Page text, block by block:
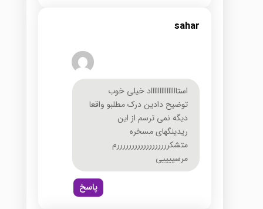
sahar
استاااااااااااااااد خیلی خوب
توضیح دادین درک مطلبو واقعا
دیگه نمی ترسم از این
ریدینگهای مسخره
متشکررررررررررررررررررم
مرسییییی
پاسخ